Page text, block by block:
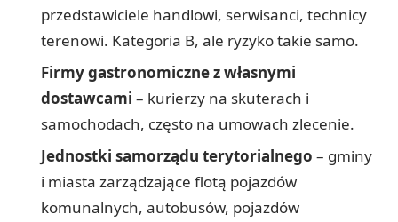
przedstawiciele handlowi, serwisanci, technicy
terenowi. Kategoria B, ale ryzyko takie samo.
Firmy gastronomiczne z własnymi
dostawcami – kurierzy na skuterach i
samochodach, często na umowach zlecenie.
Jednostki samorządu terytorialnego – gminy
i miasta zarządzające flotą pojazdów
komunalnych, autobusów, pojazdów